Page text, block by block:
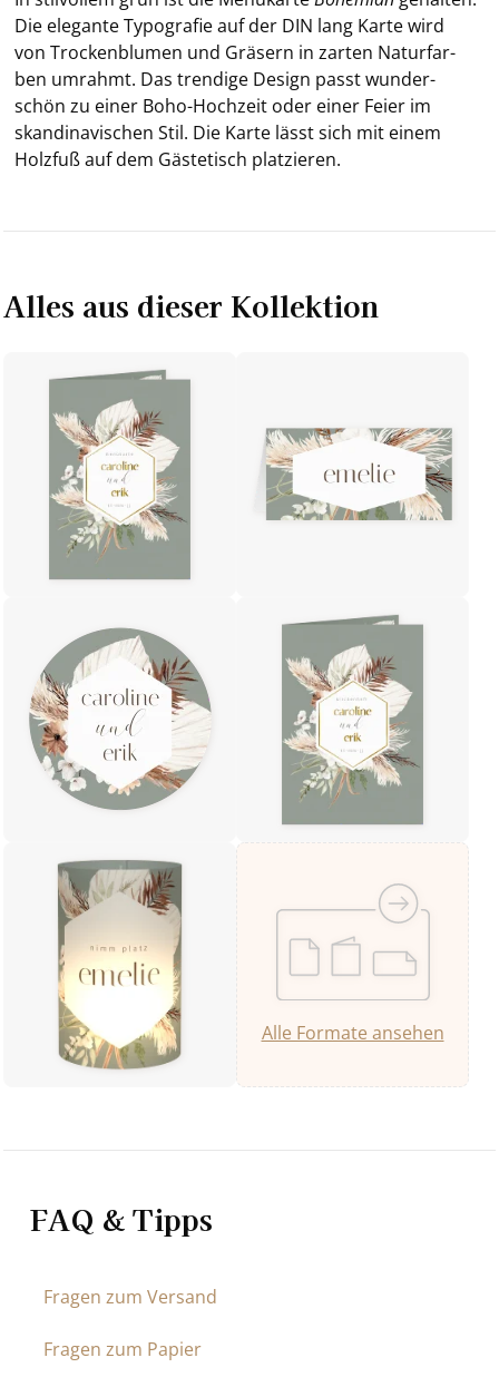
Die ele­gan­te Ty­po­gra­fie auf der DIN lang Karte wird
von Tro­cken­blu­men und Grä­sern in zar­ten Na­tur­far­
ben um­rahmt. Das tren­di­ge De­sign passt wun­der­
schön zu einer Boho-​Hochzeit oder einer Feier im
skan­di­na­vi­schen Stil. Die Karte lässt sich mit einem
Holz­fuß auf dem Gä­ste­tisch plat­zie­ren.
Alles aus dieser Kollektion
Alle Formate ansehen
FAQ & Tipps
Fragen zum Versand
Fragen zum Papier